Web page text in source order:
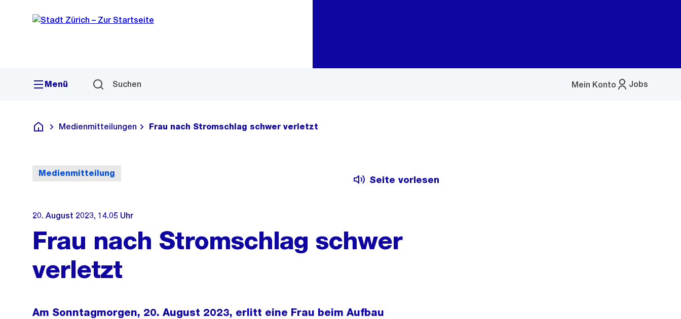
Navigation
Sprunglink
Menü Suchen Jobs
Mein Konto
Menü
Deutsch
Medienmitteilungen Frau nach Stromschlag schwer verletzt
Medienmitteilung
Seite vorlesen
20. August 2023, 14.05 Uhr
Frau nach Stromschlag schwer
verletzt
Am Sonntagmorgen, 20. August 2023, erlitt eine Frau beim Aufbau